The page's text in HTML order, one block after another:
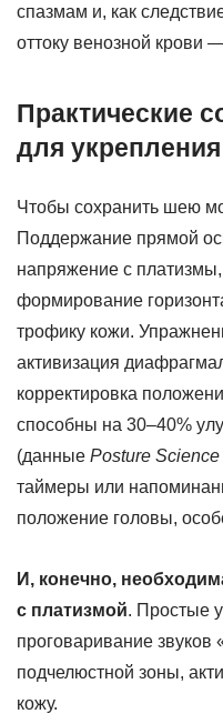
спазмам и, как
оттоку венозной крови
Практические
для
Чтобы сохранить шею
Поддержание прямой
напряжение с
формирование
трофику кожи.
активизация
корректировка
способны на 30–40%
(данные Posture
таймеры или
положение головы,
И, конечно,
с платизмой. Простые
проговаривание
подчелюстной зоны,
кожу.